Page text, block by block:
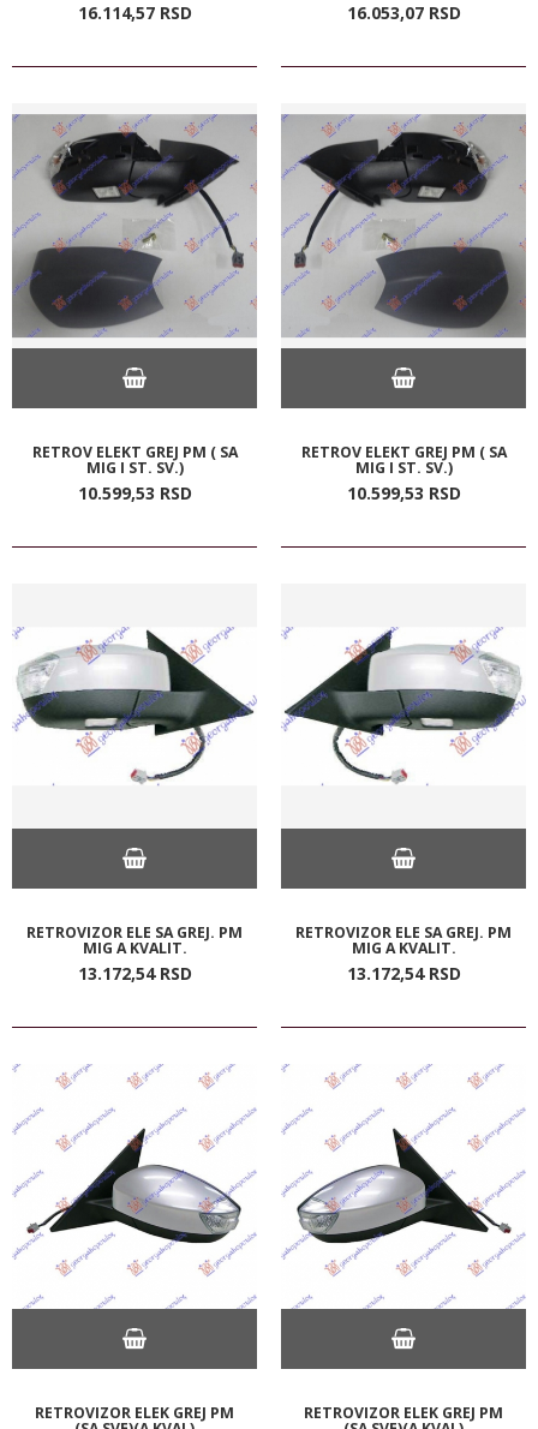
16.114,57 RSD 16.053,07 RSD
RETROV ELEKT GREJ PM ( SA
MIG I ST. SV.)
10.599,53 RSD
RETROV ELEKT GREJ PM ( SA
MIG I ST. SV.)
10.599,53 RSD
RETROVIZOR ELE SA GREJ. PM
MIG A KVALIT.
13.172,54 RSD
RETROVIZOR ELE SA GREJ. PM
MIG A KVALIT.
13.172,54 RSD
RETROVIZOR ELEK GREJ PM RETROVIZOR ELEK GREJ PM